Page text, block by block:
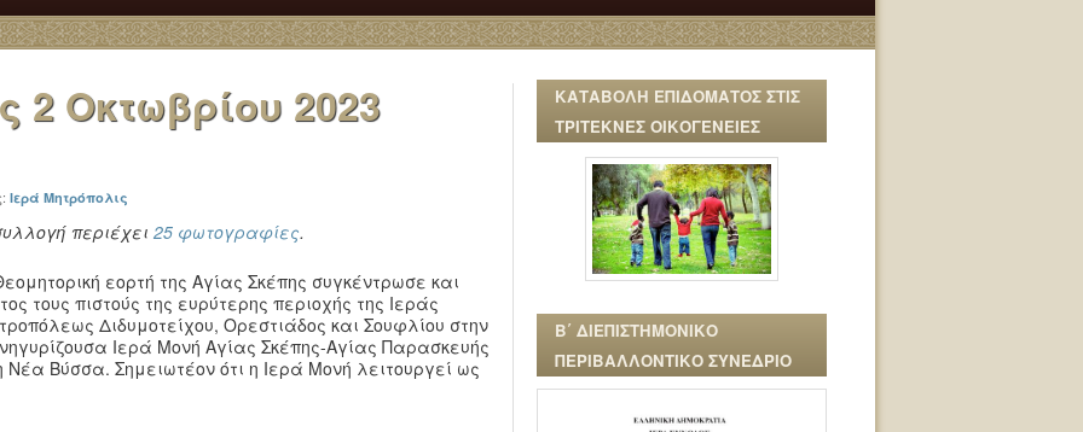
2 Οκτωβρίου 2023
Ιερά Μητρόπολις
περιέχει 25 φωτογραφίες.
εορτή της Αγίας Σκέπης συγκέντρωσε και
τους πιστούς της ευρύτερης περιοχής της Ιεράς
Διδυμοτείχου, Ορεστιάδος και Σουφλίου στην
Ιερά Μονή Αγίας Σκέπης-Αγίας Παρασκευής
Νέα Βύσσα. Σημειωτέον ότι η Ιερά Μονή λειτουργεί ως
ΚΑΤΑΒΟΛΗ ΕΠΙΔΟΜΑΤΟΣ ΣΤΙΣ
ΤΡΙΤΕΚΝΕΣ ΟΙΚΟΓΕΝΕΙΕΣ
Β΄ ΔΙΕΠΙΣΤΗΜΟΝΙΚΟ
ΠΕΡΙΒΑΛΛΟΝΤΙΚΟ ΣΥΝΕΔΡΙΟ